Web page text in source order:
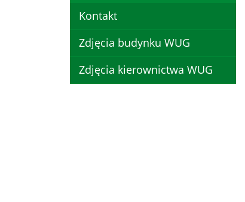
Kontakt
Zdjęcia budynku WUG
Zdjęcia kierownictwa WUG